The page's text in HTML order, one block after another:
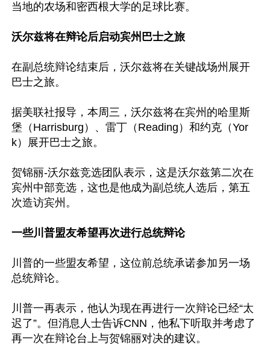
当地的农场和密西根大学的足球比赛。
沃尔兹将在辩论后启动宾州巴士之旅
在副总统辩论结束后，沃尔兹将在关键战场州展开
巴士之旅。
据美联社报导，本周三，沃尔兹将在宾州的哈里斯
堡（Harrisburg）、雷丁（Reading）和约克（Yor
k）展开巴士之旅。
贺锦丽-沃尔兹竞选团队表示，这是沃尔兹第二次在
宾州中部竞选，这也是他成为副总统人选后，第五
次造访宾州。
一些川普盟友希望再次进行总统辩论
川普的一些盟友希望，这位前总统承诺参加另一场
总统辩论。
川普一再表示，他认为现在再进行一次辩论已经“太
迟了”。但消息人士告诉CNN，他私下听取并考虑了
再一次在辩论台上与贺锦丽对决的建议。